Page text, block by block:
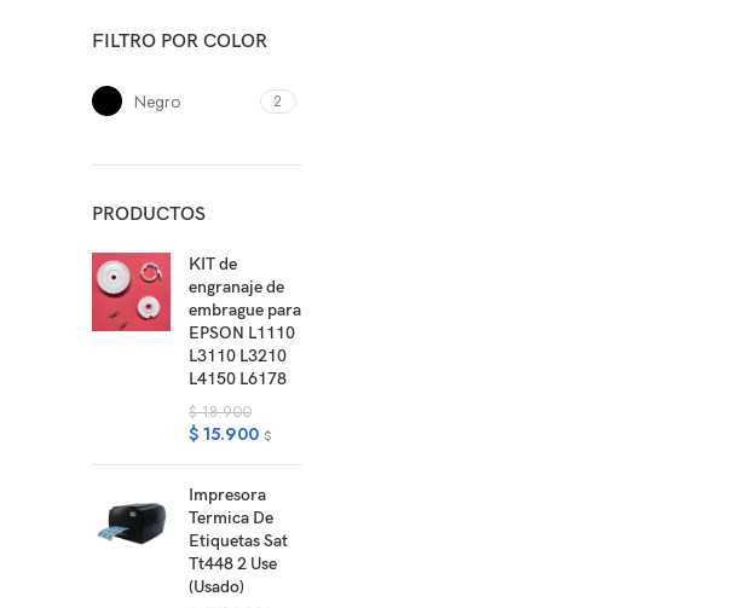
FILTRO POR COLOR
Negro 2
PRODUCTOS
KIT de
engranaje de
embrague para
EPSON L1110
L3110 L3210
L4150 L6178
$18.900
$ 15.900 $
Impresora
Termica De
Etiquetas Sat
Tt448 2 Use
(Usado)